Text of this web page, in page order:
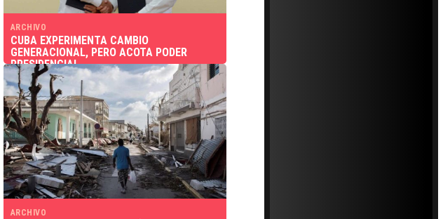
ARCHIVO
CUBA EXPERIMENTA CAMBIO
GENERACIONAL, PERO ACOTA PODER
PRESIDENCIAL
ARCHIVO